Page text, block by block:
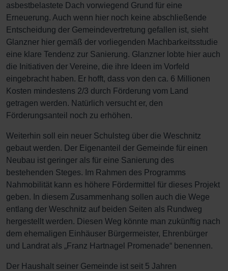
asbestbelastete Dach vorwiegend Grund für eine
Erneuerung. Auch wenn hier noch keine abschließende
Entscheidung der Gemeindevertretung gefallen ist, sieht
Glanzner hier gemäß der vorliegenden Machbarkeitsstudie
eine klare Tendenz zur Sanierung. Glanzner lobte hier auch
die Initiativen der Vereine, die ihre Ideen im Vorfeld
eingebracht haben. Er hofft, dass von den ca. 6 Millionen
Kosten mindestens 2/3 durch Förderung vom Land
getragen werden. Natürlich versucht er, den
Förderungsanteil noch zu erhöhen.
Weiterhin soll ein neuer Schulsteg über die Weschnitz
gebaut werden. Der Eigenanteil der Gemeinde für einen
Neubau ist geringer als für eine Sanierung des
bestehenden Steges. Im Rahmen des Programms
Nahmobilität kann es höhere Fördermittel für dieses Projekt
geben. In diesem Zusammenhang sollen auch die Wege
entlang der Weschnitz auf beiden Seiten als Rundweg
hergestellt werden. Diesen Weg könnte man zukünftig nach
dem ehemaligen Einhäuser Bürgermeister, Ehrenbürger
und Landrat als „Franz Hartnagel Promenade“ benennen.
Der Haushalt seiner Gemeinde ist seit 5 Jahren